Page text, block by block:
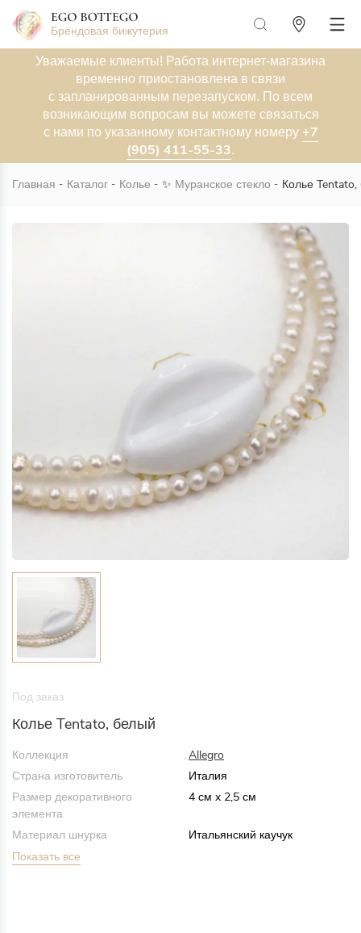
Брендовая бижутерия
Уважаемые клиенты! Работа интернет-магазина
временно приостановлена в связи
с запланированным перезапуском. По всем
возникающим вопросам вы можете связаться
с нами по указанному контактному номеру +7
(905) 411-55-33.
Главная Каталог Колье ✨ Муранское стекло Колье
Под заказ
Колье Tentato, белый
Коллекция
Allegro
Страна изготовитель
Италия
Размер декоративного
элемента
4 см x 2,5 см
Материал шнурка
Итальянский каучук
Показать все